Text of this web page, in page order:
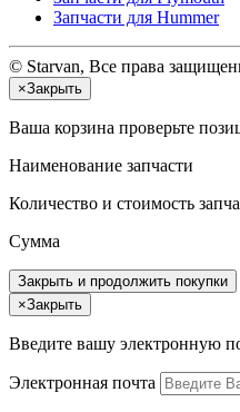
Запчасти для Hummer
© Starvan, Все права
×Закрыть
Ваша корзина проверьте
Наименование запчасти
Количество и стоимость
Сумма
Закрыть и продолжить покупки
×Закрыть
Введите вашу электронную
Электронная почта